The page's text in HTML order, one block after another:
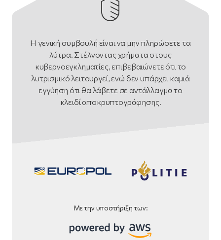
Η γενική συμβουλή είναι να μην πληρώσετε τα
λύτρα. Στέλνοντας χρήματα στους
κυβερνοεγκληματίες, επιβεβαιώνετε ότι το
λυτρισμικό λειτουργεί, ενώ δεν υπάρχει καμιά
εγγύηση ότι θα λάβετε σε αντάλλαγμα το
κλειδί αποκρυπτογράφησης.
Με την υποστήριξη των: